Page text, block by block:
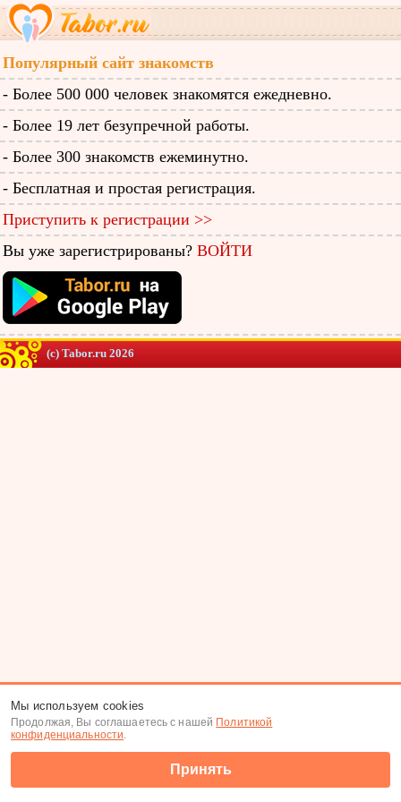
Популярный сайт знакомств
- Более 500 000 человек знакомятся ежедневно.
- Более 19 лет безупречной работы.
- Более 300 знакомств ежеминутно.
- Бесплатная и простая регистрация.
Приступить к регистрации >>
Вы уже зарегистрированы? ВОЙТИ
(c) Tabor.ru 2026
Мы используем cookies
Продолжая, Вы соглашаетесь с нашей Политикой
конфиденциальности.
Принять